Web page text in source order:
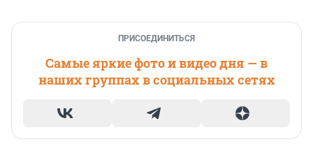
ПРИСОЕДИНИТЬСЯ
Самые яркие фото и видео дня — в
наших группах в социальных сетях